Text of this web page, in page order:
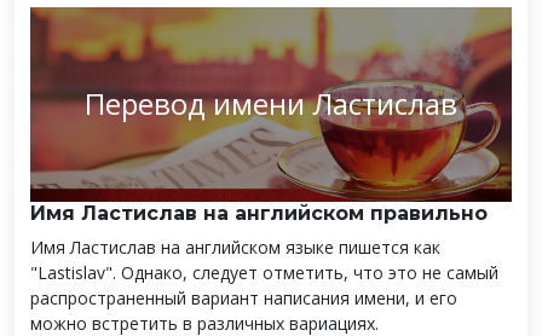
Перевод имени Ластислав
Имя Ластислав на английском правильно
Имя Ластислав на английском языке пишется как
"Lastislav". Однако, следует отметить, что это не самый
распространенный вариант написания имени, и его
можно встретить в различных вариациях.